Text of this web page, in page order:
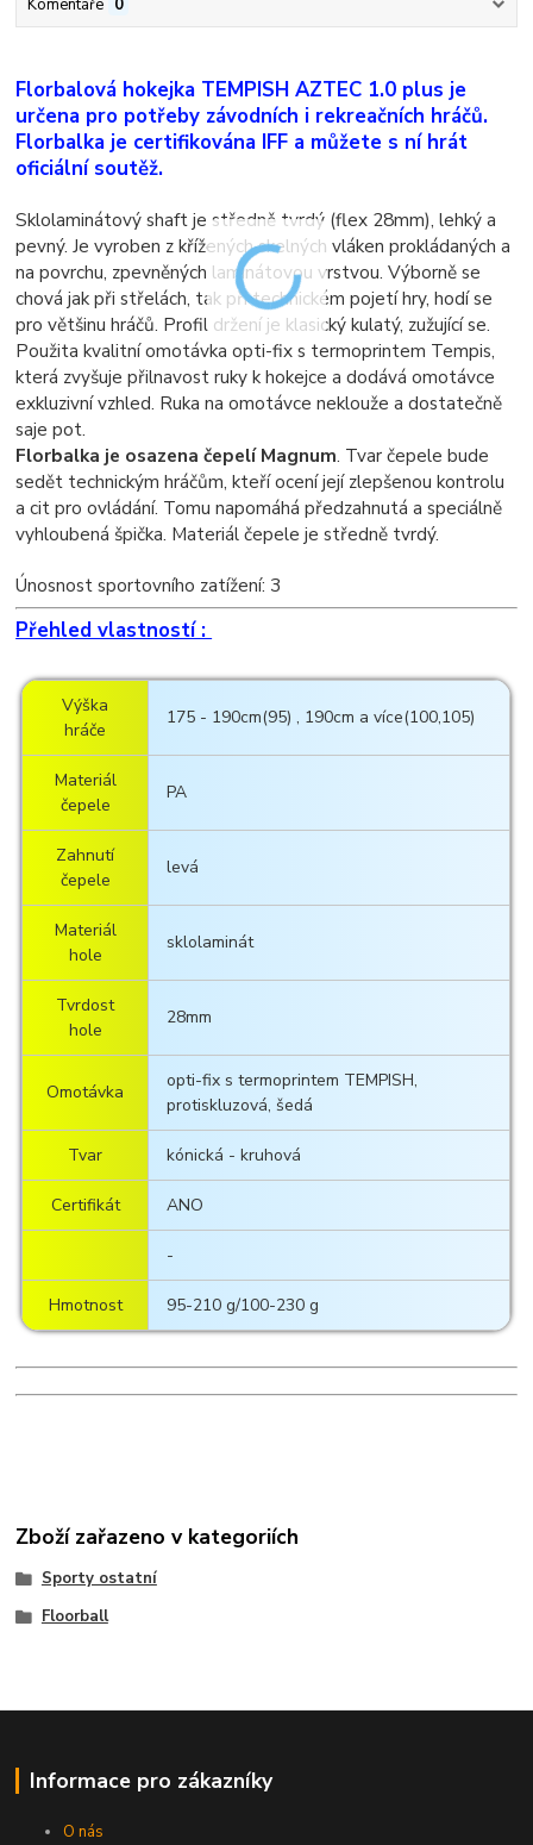
Komentáře 0
Florbalová hokejka TEMPISH AZTEC 1.0 plus je
určena pro potřeby závodních i rekreačních hráčů.
Florbalka je certifikována IFF a můžete s ní hrát
oficiální soutěž.
Sklolaminátový shaft je středně tvrdý (flex 28mm), lehký a
pevný. Je vyroben z křížených skelných vláken prokládaných a
na povrchu, zpevněných laminátovou vrstvou. Výborně se
chová jak při střelách, tak při technickém pojetí hry, hodí se
pro většinu hráčů. Profil držení je klasický kulatý, zužující se.
Použita kvalitní omotávka opti-fix s termoprintem Tempis,
která zvyšuje přilnavost ruky k hokejce a dodává omotávce
exkluzivní vzhled. Ruka na omotávce neklouže a dostatečně
saje pot.
Florbalka je osazena čepelí Magnum. Tvar čepele bude
sedět technickým hráčům, kteří ocení její zlepšenou kontrolu
a cit pro ovládání. Tomu napomáhá předzahnutá a speciálně
vyhloubená špička. Materiál čepele je středně tvrdý.
Únosnost sportovního zatížení: 3
Přehled vlastností :
Výška
hráče
175 - 190cm(95) , 190cm a více(100,105)
Materiál
čepele
PA
Zahnutí
čepele
levá
Materiál
hole
sklolaminát
Tvrdost
hole
28mm
Omotávka
opti-fix s termoprintem TEMPISH,
protiskluzová, šedá
Tvar kónická - kruhová
Certifikát ANO
-
Hmotnost 95-210 g/100-230 g
Zboží zařazeno v kategoriích
Sporty ostatní
Floorball
Informace pro zákazníky
O nás